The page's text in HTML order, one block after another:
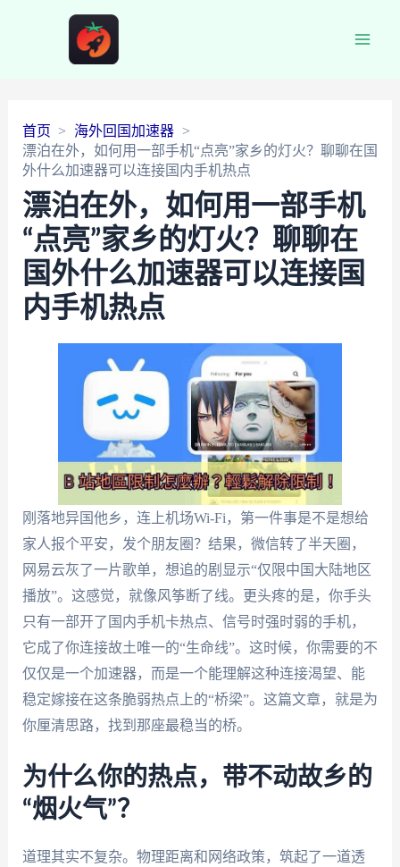
首页
海外回国加速器
漂泊在外，如何用一部手机“点亮”家乡的灯火？聊聊在国
外什么加速器可以连接国内手机热点
漂泊在外，如何用一部手机
“点亮”家乡的灯火？聊聊在
国外什么加速器可以连接国
内手机热点
刚落地异国他乡，连上机场Wi-Fi，第一件事是不是想给
家人报个平安，发个朋友圈？结果，微信转了半天圈，
网易云灰了一片歌单，想追的剧显示“仅限中国大陆地区
播放”。这感觉，就像风筝断了线。更头疼的是，你手头
只有一部开了国内手机卡热点、信号时强时弱的手机，
它成了你连接故土唯一的“生命线”。这时候，你需要的不
仅仅是一个加速器，而是一个能理解这种连接渴望、能
稳定嫁接在这条脆弱热点上的“桥梁”。这篇文章，就是为
你厘清思路，找到那座最稳当的桥。
为什么你的热点，带不动故乡的
“烟火气”？
道理其实不复杂。物理距离和网络政策，筑起了一道透